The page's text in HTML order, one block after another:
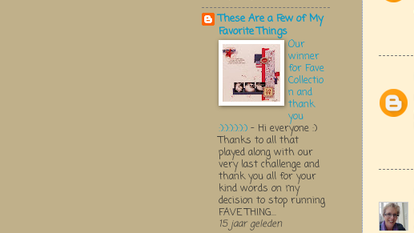
These Are a Few of My
Favorite Things
Our
winner
for Fave
Collectio
n and
thank
you
:):):):):):) - Hi everyone :)
Thanks to all that
played along with our
very last challenge and
thank you all for your
kind words on my
decision to stop running
FAVE THING...
15 jaar geleden